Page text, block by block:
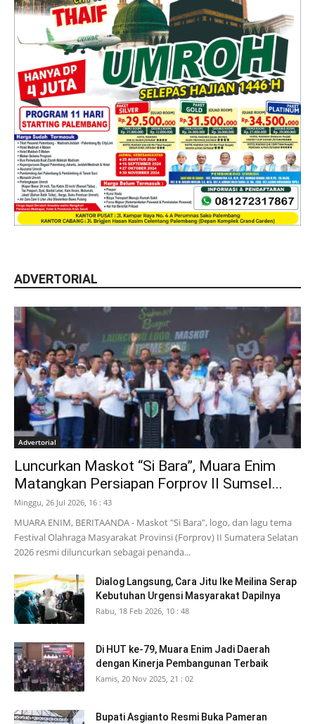
ADVERTORIAL
Advertorial
Luncurkan Maskot “Si Bara”, Muara Enim
Matangkan Persiapan Forprov II Sumsel...
Minggu, 26 Jul 2026, 16 : 43
MUARA ENIM, BERITAANDA - Maskot "Si Bara", logo, dan lagu tema
Festival Olahraga Masyarakat Provinsi (Forprov) II Sumatera Selatan
2026 resmi diluncurkan sebagai penanda...
Dialog Langsung, Cara Jitu Ike Meilina Serap
Kebutuhan Urgensi Masyarakat Dapilnya
Rabu, 18 Feb 2026, 10 : 48
Di HUT ke-79, Muara Enim Jadi Daerah
dengan Kinerja Pembangunan Terbaik
Kamis, 20 Nov 2025, 21 : 02
Bupati Asgianto Resmi Buka Pameran